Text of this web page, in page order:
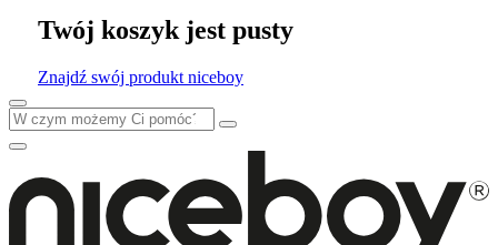
Twój koszyk jest pusty
Znajdź swój produkt niceboy